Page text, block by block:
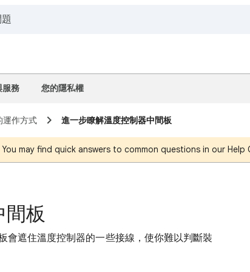
服務 您的隱私權
運作方式 進一步瞭解溫度控制器中間板
may find quick answers to common questions in our Help
間板
會遮住溫度控制器的一些接線，使你難以判斷裝